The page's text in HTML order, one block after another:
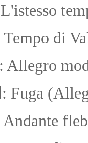
Tempo di
: Allegro
: Fuga
Andante